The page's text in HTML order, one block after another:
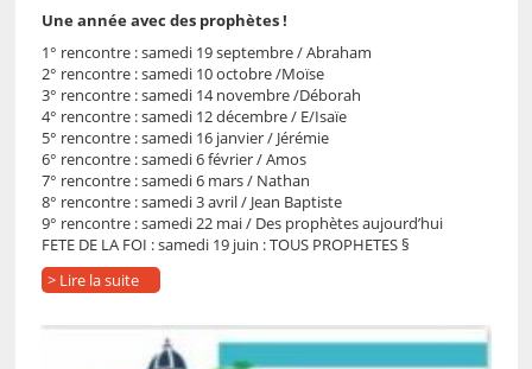
Une année avec des prophètes !
1° rencontre : samedi 19 septembre / Abraham
2° rencontre : samedi 10 octobre /Moïse
3° rencontre : samedi 14 novembre /Déborah
4° rencontre : samedi 12 décembre / E/Isaïe
5° rencontre : samedi 16 janvier / Jérémie
6° rencontre : samedi 6 février / Amos
7° rencontre : samedi 6 mars / Nathan
8° rencontre : samedi 3 avril / Jean Baptiste
9° rencontre : samedi 22 mai / Des prophètes aujourd’hui
FETE DE LA FOI : samedi 19 juin : TOUS PROPHETES §
> Lire la suite